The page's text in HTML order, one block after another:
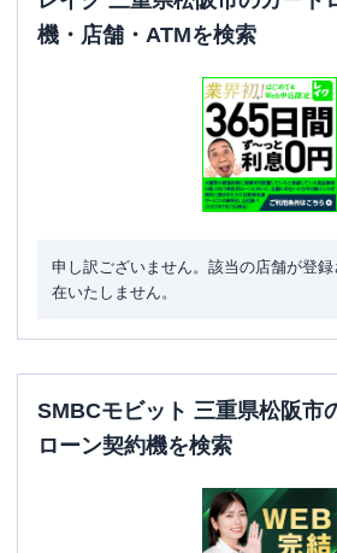
機・店舗・ATMを検索
申し訳ございません。該当の店舗が登
在いたしません。
SMBCモビット 三重県松阪市
ローン契約機を検索